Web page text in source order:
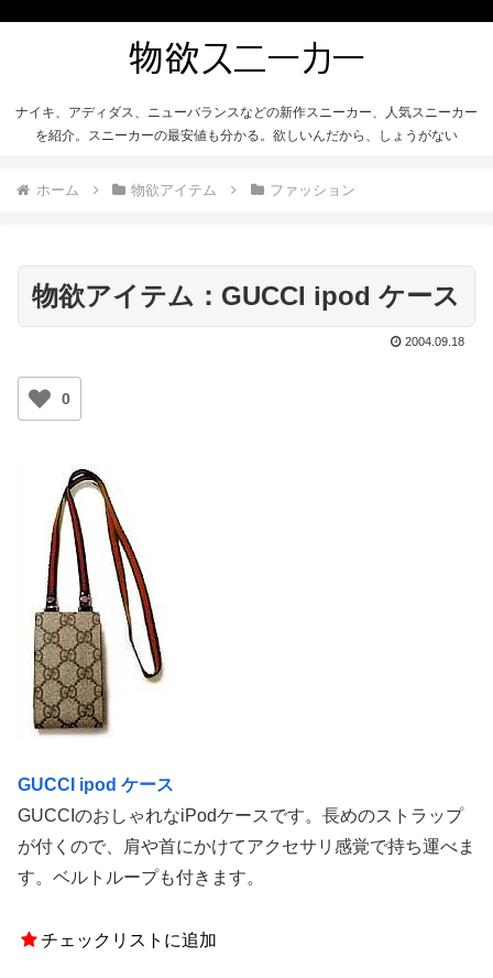
ナイキ、アディダス、ニューバランスなどの新作スニーカー、人気スニーカー
を紹介。スニーカーの最安値も分かる。欲しいんだから、しょうがない
ホーム 物欲アイテム ファッション
物欲アイテム：GUCCI ipod ケース
2004.09.18
0
GUCCI ipod ケース
GUCCIのおしゃれなiPodケースです。長めのストラップ
が付くので、肩や首にかけてアクセサリ感覚で持ち運べま
す。ベルトループも付きます。
チェックリストに追加